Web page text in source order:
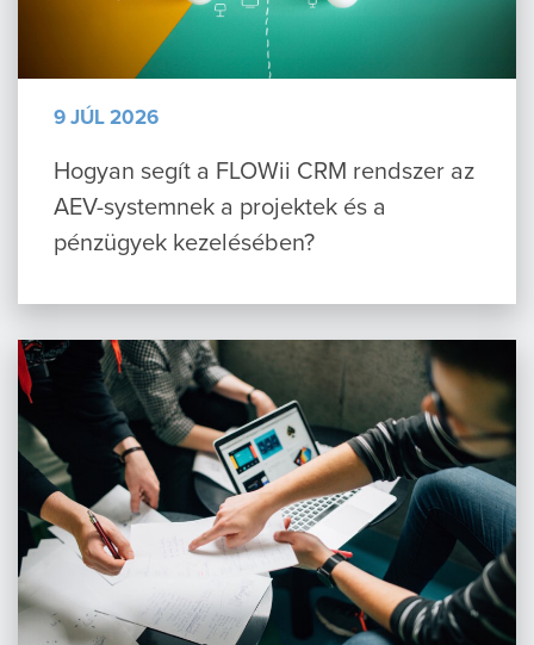
9 JÚL 2026
Hogyan segít a FLOWii CRM rendszer az
AEV-systemnek a projektek és a
pénzügyek kezelésében?